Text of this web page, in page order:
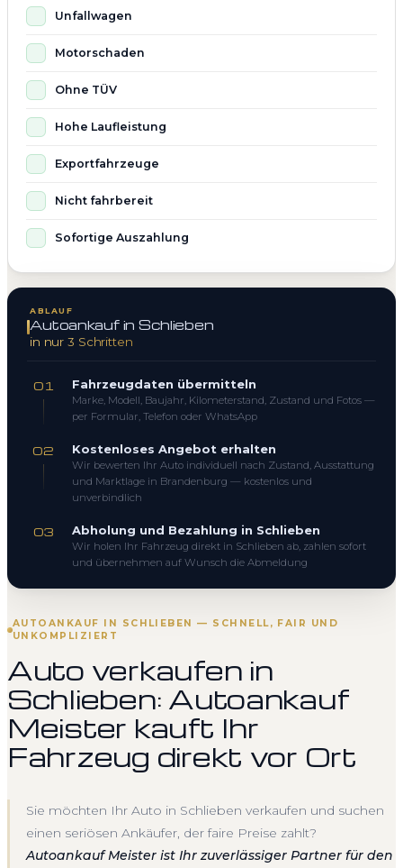
AUTOANKAUF IN SCHLIEBEN — SCHNELL, FAIR UND
UNKOMPLIZIERT
Auto verkaufen in
Schlieben: Autoankauf
Meister kauft Ihr
Fahrzeug direkt vor Ort
Sie möchten Ihr Auto in Schlieben verkaufen und suchen
einen seriösen Ankäufer, der faire Preise zahlt?
Autoankauf Meister ist Ihr zuverlässiger Partner für den
Unfallwagen
Motorschaden
Ohne TÜV
Hohe Laufleistung
Exportfahrzeuge
Nicht fahrbereit
Sofortige Auszahlung
ABLAUF
Autoankauf in Schlieben
in nur 3 Schritten
01 Fahrzeugdaten übermitteln
Marke, Modell, Baujahr, Kilometerstand, Zustand und Fotos —
per Formular, Telefon oder WhatsApp
02 Kostenloses Angebot erhalten
Wir bewerten Ihr Auto individuell nach Zustand, Ausstattung
und Marktlage in Brandenburg — kostenlos und
unverbindlich
03 Abholung und Bezahlung in Schlieben
Wir holen Ihr Fahrzeug direkt in Schlieben ab, zahlen sofort
und übernehmen auf Wunsch die Abmeldung